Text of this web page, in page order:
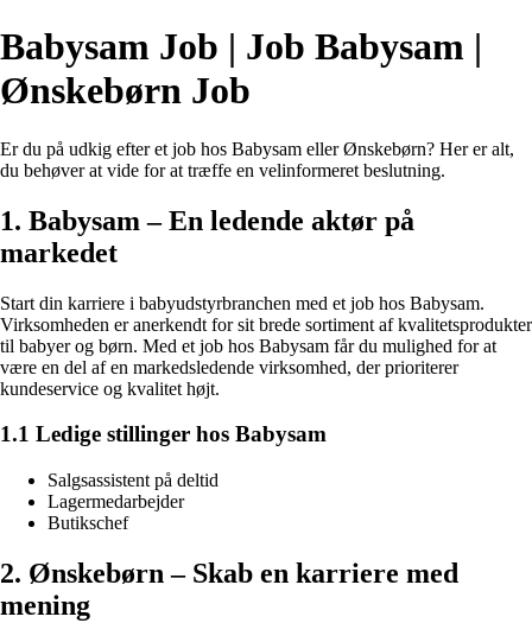
Babysam Job | Job Babysam |
Ønskebørn Job
Er du på udkig efter et job hos Babysam eller Ønskebørn? Her er alt,
du behøver at vide for at træffe en velinformeret beslutning.
1. Babysam – En ledende aktør på
markedet
Start din karriere i babyudstyrbranchen med et job hos Babysam.
Virksomheden er anerkendt for sit brede sortiment af kvalitetsprodukter
til babyer og børn. Med et job hos Babysam får du mulighed for at
være en del af en markedsledende virksomhed, der prioriterer
kundeservice og kvalitet højt.
1.1 Ledige stillinger hos Babysam
Salgsassistent på deltid
Lagermedarbejder
Butikschef
2. Ønskebørn – Skab en karriere med
mening